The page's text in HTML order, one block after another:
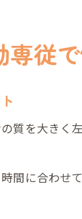
従
質を大きく
間に合わせ